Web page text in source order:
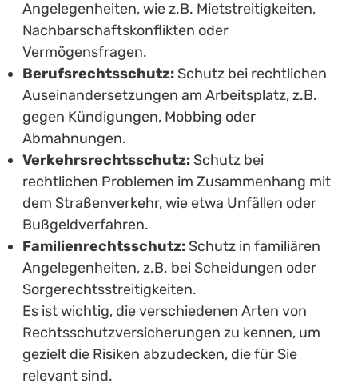
Abmahnungen.
Mobbing:Rechtliche Unterstützung bei
Mobbing-Fällen am Arbeitsplatz.
Wettbewerbsrecht:Unterstützung bei
Streitigkeiten hinsichtlich des Wettbewerbs,
insbesondere bei der Geltendmachung von
Ansprüchen gegenüber ehemaligen
Arbeitgebern.
3.3. Verkehrsrechtsschutz
Der Straßenverkehr ist ein weiterer Bereich, in
dem rechtliche Probleme schnell auftreten
können. Dazu zählen:
Unfallrecht: Unterstützung bei Ansprüchen
auf Schmerzensgeld oder Schadensersatz
nach einem Verkehrsunfall.
Bußgeldverfahren: